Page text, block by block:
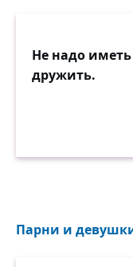
Не надо
дружить.
Парни и